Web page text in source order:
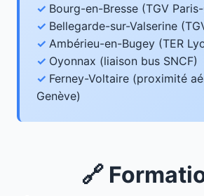
Bourg-en-Bresse (TGV
Bellegarde-sur-Valserine
Ambérieu-en-Bugey (TER
Oyonnax (liaison bus SNCF)
Ferney-Voltaire (proximité
Genève)
🔗